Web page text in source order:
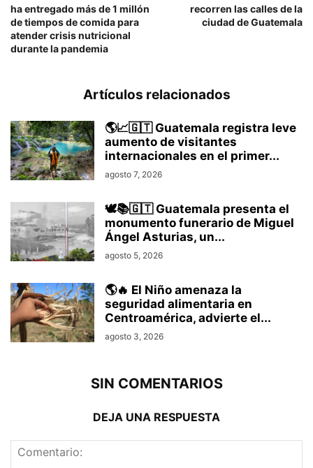
ha entregado más de 1 millón
de tiempos de comida para
atender crisis nutricional
durante la pandemia
recorren las calles de la
ciudad de Guatemala
Artículos relacionados
🌎📈🇬🇹 Guatemala registra leve
aumento de visitantes
internacionales en el primer...
agosto 7, 2026
🕊️📚🇬🇹 Guatemala presenta el
monumento funerario de Miguel
Ángel Asturias, un...
agosto 5, 2026
🌎🔥 El Niño amenaza la
seguridad alimentaria en
Centroamérica, advierte el...
agosto 3, 2026
SIN COMENTARIOS
DEJA UNA RESPUESTA